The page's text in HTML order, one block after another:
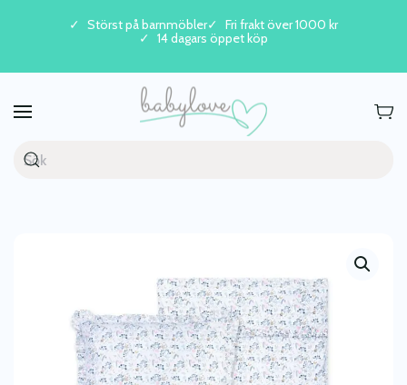
Skip to main content
Störst på barnmöbler
Fri frakt över 1000 kr
14 dagars öppet köp